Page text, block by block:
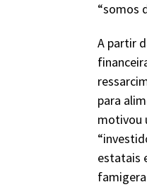
“somos
A partir
para
motivou
estatais